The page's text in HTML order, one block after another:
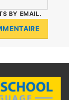
BY EMAIL.